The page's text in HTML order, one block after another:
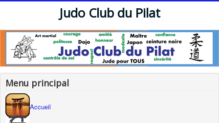
Judo Club du Pilat
Menu principal
Accueil